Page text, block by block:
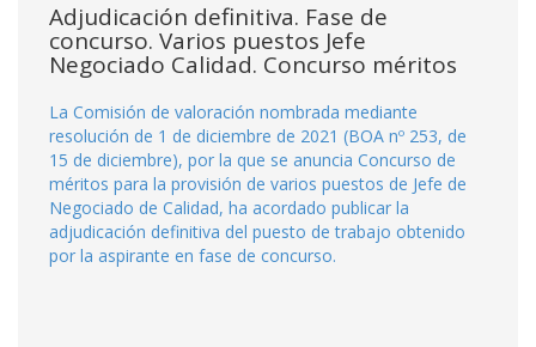
Adjudicación definitiva. Fase de
concurso. Varios puestos Jefe
Negociado Calidad. Concurso méritos
La Comisión de valoración nombrada mediante
resolución de 1 de diciembre de 2021 (BOA nº 253, de
15 de diciembre), por la que se anuncia Concurso de
méritos para la provisión de varios puestos de Jefe de
Negociado de Calidad, ha acordado publicar la
adjudicación definitiva del puesto de trabajo obtenido
por la aspirante en fase de concurso.